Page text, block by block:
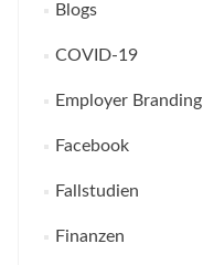
Blogs
COVID-19
Employer Branding
Facebook
Fallstudien
Finanzen